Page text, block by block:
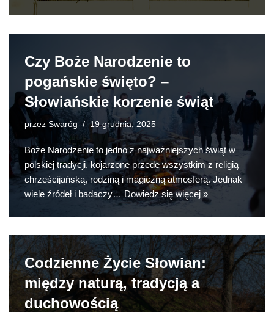
Czy Boże Narodzenie to
pogańskie święto? –
Słowiańskie korzenie świąt
przez Swaróg 19 grudnia, 2025
Boże Narodzenie to jedno z najważniejszych świąt w
polskiej tradycji, kojarzone przede wszystkim z religią
chrześcijańską, rodziną i magiczną atmosferą. Jednak
wiele źródeł i badaczy… Dowiedz się więcej »
Codzienne Życie Słowian:
między naturą, tradycją a
duchowością